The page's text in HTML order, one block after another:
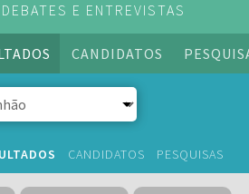
E ENTREVISTAS
CANDIDATOS
CANDIDATOS PESQUISAS